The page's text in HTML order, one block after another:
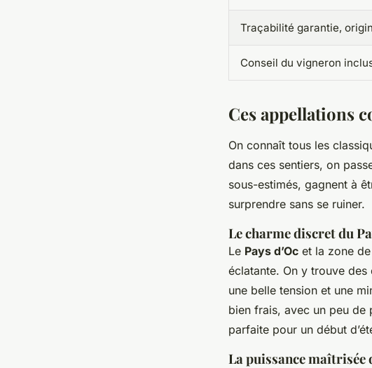
Traçabilité garantie,
Conseil du vigneron
Ces appellations
On connaît tous les
dans ces sentiers, on
sous-estimés, gagnent à
surprendre sans se ruiner.
Le charme discret du
Le Pays d’Oc et la zone de
éclatante. On y trouve
une belle tension et une
bien frais, avec un peu de
parfaite pour un début
La puissance maîtrisée